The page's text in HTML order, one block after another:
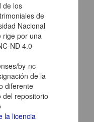
de los
de
Nacional
rige por una
ND 4.0
by-nc-
de la
diferente
del repositorio
la licencia